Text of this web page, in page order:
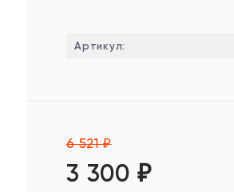
Артикул:
6 521₽
3 300 ₽